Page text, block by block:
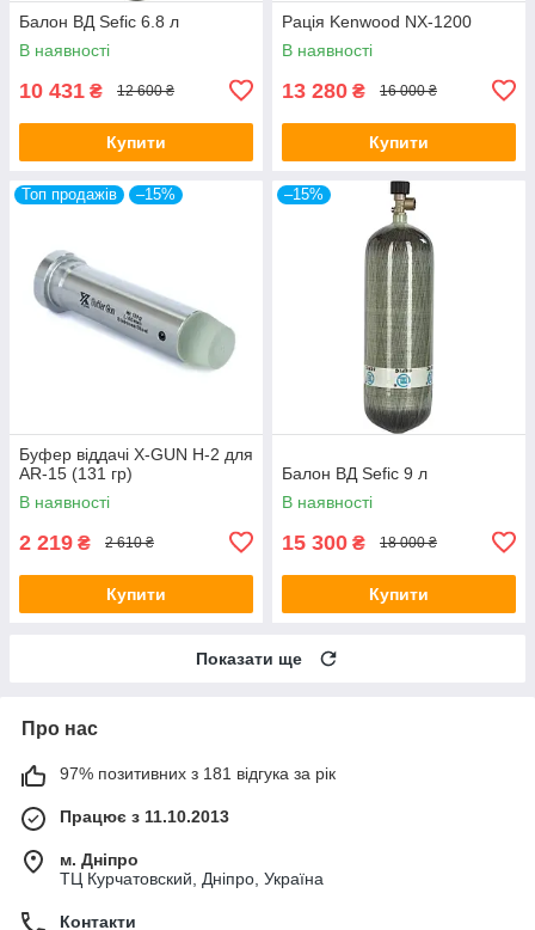
Балон ВД Sefic 6.8 л
В наявності
10 431 ₴ 12 600 ₴
Купити
Рація Kenwood NX-1200
В наявності
13 280 ₴ 16 000 ₴
Купити
Топ продажів –15%
Буфер віддачі X-GUN H-2 для
AR-15 (131 гр)
В наявності
2 219 ₴ 2 610 ₴
Купити
–15%
Балон ВД Sefic 9 л
В наявності
15 300 ₴ 18 000 ₴
Купити
Показати ще
Про нас
97% позитивних з 181 відгука за рік
Працює з 11.10.2013
м. Дніпро
ТЦ Курчатовский, Дніпро, Україна
Контакти